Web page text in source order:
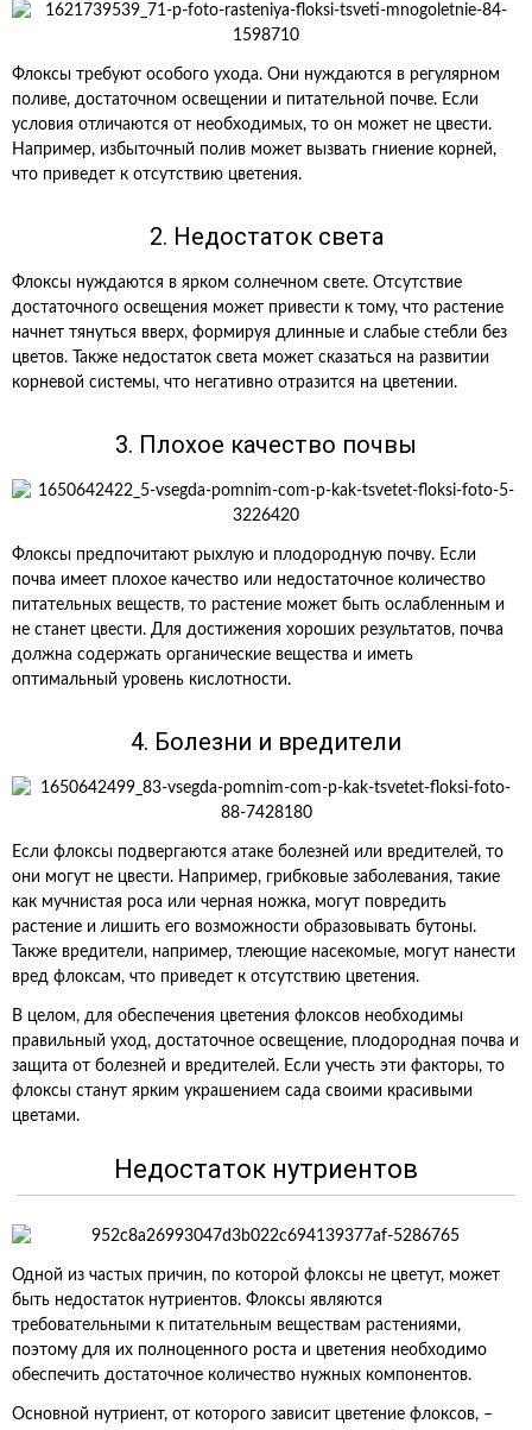
Флоксы требуют особого ухода. Они нуждаются в регулярном
поливе, достаточном освещении и питательной почве. Если
условия отличаются от необходимых, то он может не цвести.
Например, избыточный полив может вызвать гниение корней,
что приведет к отсутствию цветения.
2. Недостаток света
Флоксы нуждаются в ярком солнечном свете. Отсутствие
достаточного освещения может привести к тому, что растение
начнет тянуться вверх, формируя длинные и слабые стебли без
цветов. Также недостаток света может сказаться на развитии
корневой системы, что негативно отразится на цветении.
3. Плохое качество почвы
Флоксы предпочитают рыхлую и плодородную почву. Если
почва имеет плохое качество или недостаточное количество
питательных веществ, то растение может быть ослабленным и
не станет цвести. Для достижения хороших результатов, почва
должна содержать органические вещества и иметь
оптимальный уровень кислотности.
4. Болезни и вредители
Если флоксы подвергаются атаке болезней или вредителей, то
они могут не цвести. Например, грибковые заболевания, такие
как мучнистая роса или черная ножка, могут повредить
растение и лишить его возможности образовывать бутоны.
Также вредители, например, тлеющие насекомые, могут нанести
вред флоксам, что приведет к отсутствию цветения.
В целом, для обеспечения цветения флоксов необходимы
правильный уход, достаточное освещение, плодородная почва и
защита от болезней и вредителей. Если учесть эти факторы, то
флоксы станут ярким украшением сада своими красивыми
цветами.
Недостаток нутриентов
Одной из частых причин, по которой флоксы не цветут, может
быть недостаток нутриентов. Флоксы являются
требовательными к питательным веществам растениями,
поэтому для их полноценного роста и цветения необходимо
обеспечить достаточное количество нужных компонентов.
Основной нутриент, от которого зависит цветение флоксов, –